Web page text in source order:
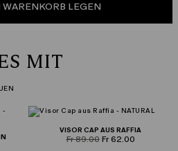
WARENKORB LEGEN
MIT
VISOR CAP AUS RAFFIA
product.price.original
Fr 89.00 product.price.sale
Fr 62.00